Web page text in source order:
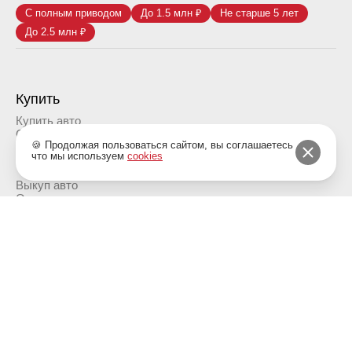
🍪 Продолжая пользоваться сайтом, вы соглашаетесь
что мы используем cookies
С полным приводом До 1.5 млн ₽
Не старше 5 лет
До 2.5 млн ₽
Купить
Купить авто
Обмен авто
Предзаказ
Продать
Выкуп авто
Оценка авто